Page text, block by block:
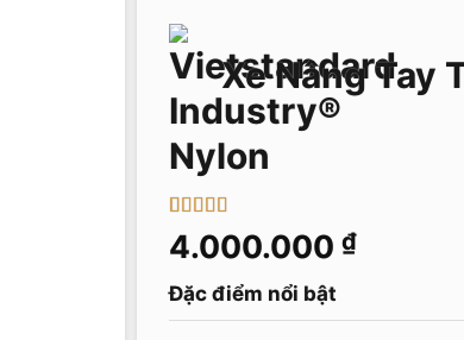
Xe Nâng Tay
Nylon
5trên 5 dựa
trên
1
đánh
4.000.000 ₫
Đặc điểm nổi bật